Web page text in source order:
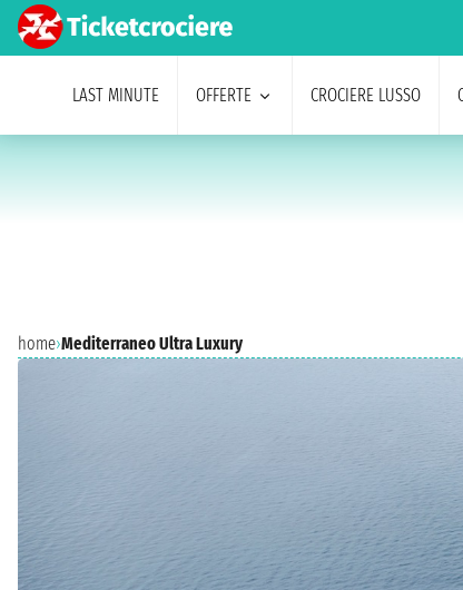
LAST MINUTE OFFERTE CROCIERE LUSSO
home›Mediterraneo Ultra Luxury